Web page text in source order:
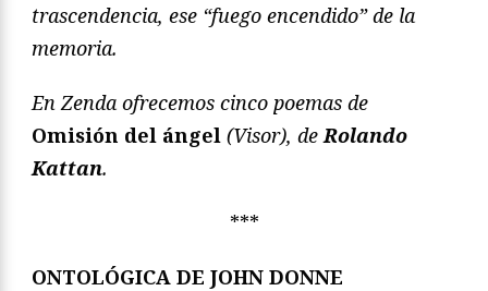
trascendencia, ese “fuego encendido” de la
memoria.
En Zenda ofrecemos cinco poemas de
Omisión del ángel (Visor), de Rolando
Kattan.
***
ONTOLÓGICA DE JOHN DONNE